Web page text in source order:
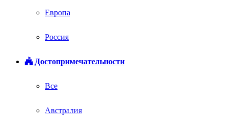
Европа
Россия
Достопримечательности
Все
Австралия